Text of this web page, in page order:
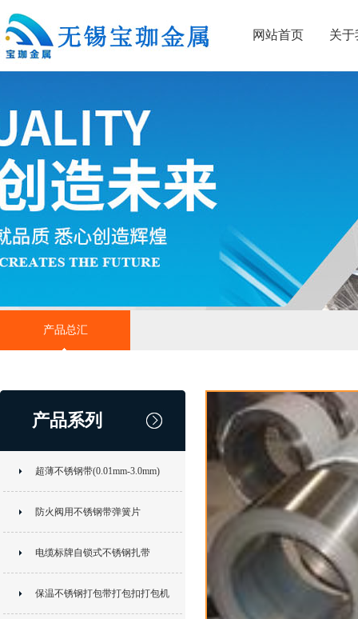
网站首页 关于
产品总汇
产品系列
超薄不锈钢带(0.01mm-3.0mm)
防火阀用不锈钢带弹簧片
电缆标牌自锁式不锈钢扎带
保温不锈钢打包带打包扣打包机